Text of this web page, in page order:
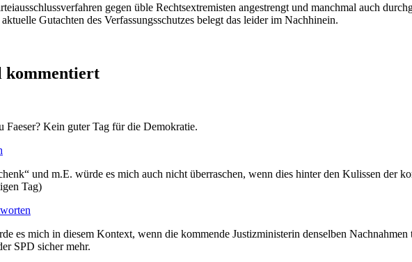
gegen üble Rechtsextremisten angestrengt und manchmal auch
Gutachten des Verfassungsschutzes belegt das leider im Nachhinein.
kommentiert
Faeser? Kein guter Tag für die Demokratie.
und m.E. würde es mich auch nicht überraschen, wenn dies hinter den Kulissen der
Tag)
es mich in diesem Kontext, wenn die kommende Justizministerin denselben
SPD sicher mehr.